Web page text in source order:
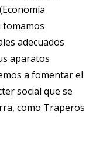
tomamos
adecuados
aparatos
a fomentar el
social que se
como Traperos